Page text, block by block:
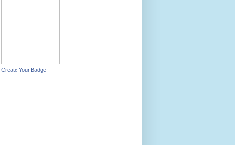
Create Your Badge